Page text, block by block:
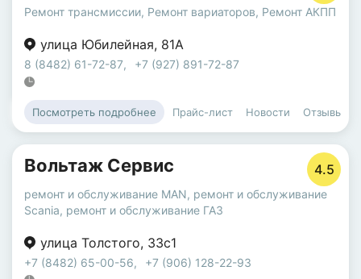
Ремонт трансмиссии, Ремонт вариаторов, Ремонт АКПП
улица Юбилейная, 81А
8 (8482) 61-72-87, +7 (927) 891-72-87
Посмотреть подробнее Прайс-лист Новости Отзывы
Вольтаж Сервис 4.5
ремонт и обслуживание MAN, ремонт и обслуживание
Scania, ремонт и обслуживание ГАЗ
улица Толстого, 33с1
+7 (8482) 65-00-56, +7 (906) 128-22-93